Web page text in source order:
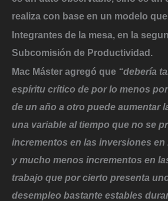
realiza con base en un modelo
Integrantes de la mesa, en la
Subcomisión de Productividad.
Mac Máster agregó que “debería
espíritu crítico de por lo menos
de un año a otro puede aumentar
una variable al tiempo que no se
incrementos en las inversiones en
y mucho menos incrementos en
trabajo que por cierto presenta
desempleo bastante estables